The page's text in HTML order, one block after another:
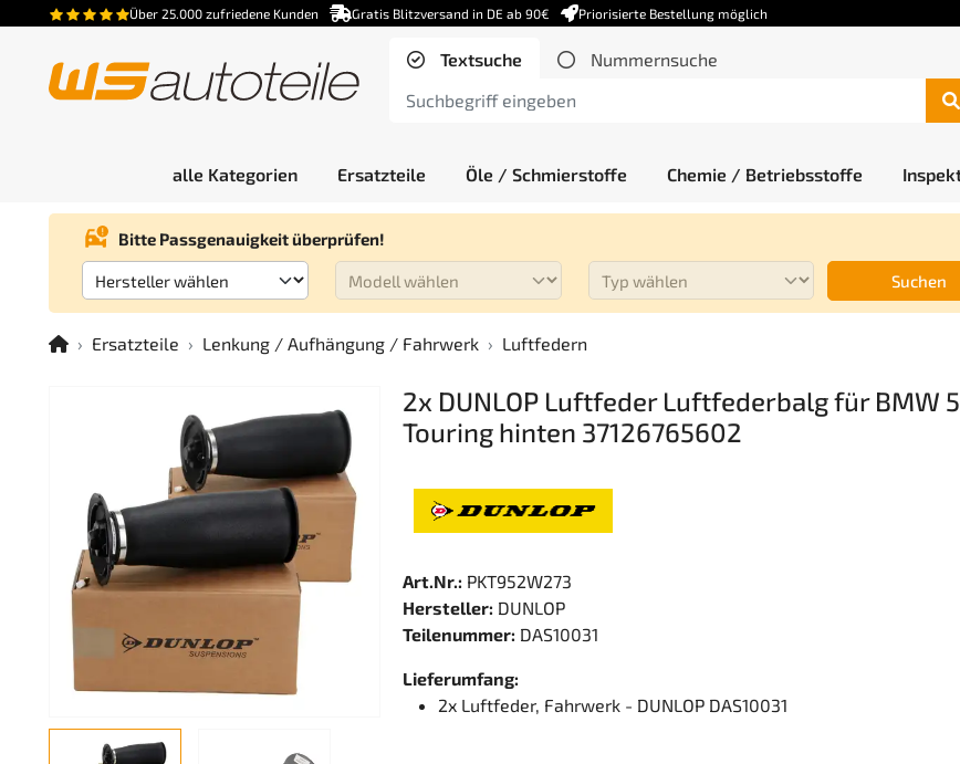
Über 25.000 zufriedene Kunden Gratis Blitzversand in DE ab 90€ Priorisierte Bestellung möglich
Textsuche Nummernsuche
alle Kategorien Ersatzteile Öle / Schmierstoffe Chemie / Betriebsstoffe
Bitte Passgenauigkeit überprüfen!
Suchen
Ersatzteile Lenkung / Aufhängung / Fahrwerk Luftfedern
2x DUNLOP Luftfeder Luftfederbalg für BMW
Touring hinten 37126765602
Art.Nr.: PKT952W273
Hersteller: DUNLOP
Teilenummer: DAS10031
Lieferumfang:
2x Luftfeder, Fahrwerk - DUNLOP DAS10031